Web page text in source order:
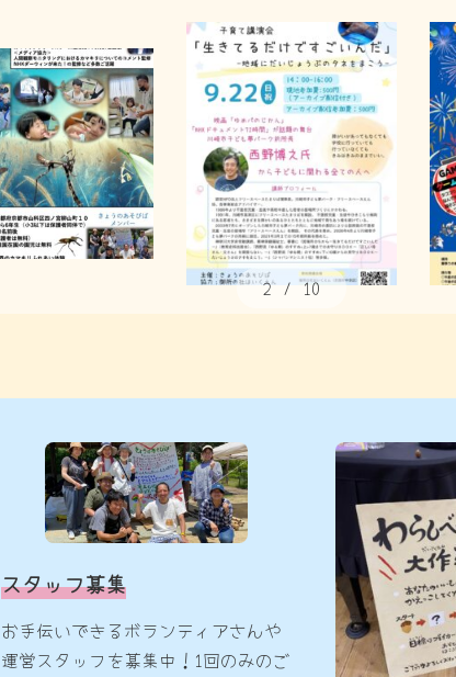
3/10
スタッフ募集
お手伝いできるボランティアさんや
運営スタッフを募集中！1回のみのご